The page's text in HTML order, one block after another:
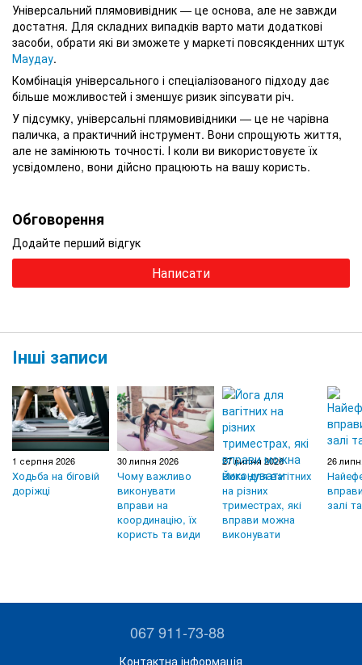
Універсальний плямовивідник — це основа, але не завжди
достатня. Для складних випадків варто мати додаткові
засоби, обрати які ви зможете у маркеті повсякденних штук
Маудау.
Комбінація універсального і спеціалізованого підходу дає
більше можливостей і зменшує ризик зіпсувати річ.
У підсумку, універсальні плямовивідники — це не чарівна
паличка, а практичний інструмент. Вони спрощують життя,
але не замінюють точності. І коли ви використовуєте їх
усвідомлено, вони дійсно працюють на вашу користь.
Обговорення
Додайте перший відгук
Написати
Інші записи
1 серпня 2026
Ходьба на біговій
доріжці
30 липня 2026
Чому важливо
виконувати
вправи на
координацію, їх
користь та види
27 липня 2026
Йога для вагітних
на різних
триместрах, які
вправи можна
виконувати
26
залі
067 911-73-88
Контактна інформація